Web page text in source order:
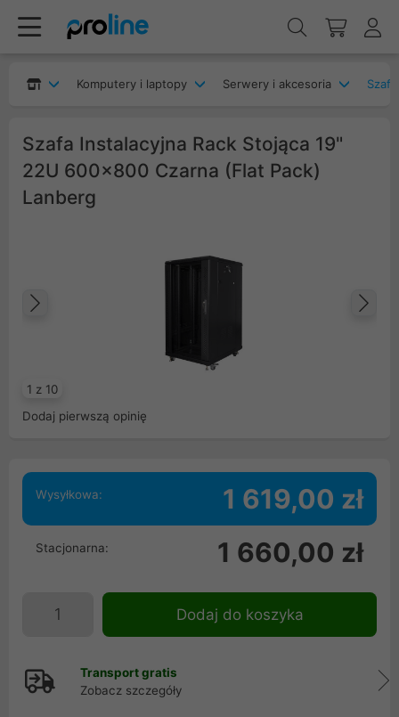
Komputery i laptopy Serwery i akcesoria
Szafa Instalacyjna Rack Stojąca 19"
22U 600x800 Czarna (Flat Pack)
Lanberg
1 z 10
Dodaj pierwszą opinię
Wysyłkowa: 1 619,00 zł
Stacjonarna: 1 660,00 zł
Dodaj do koszyka
Transport gratis
Zobacz szczegóły